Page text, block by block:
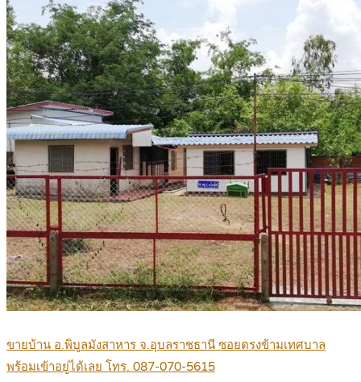
ขายบ้าน อ.พิบูลมังสาหาร จ.อุบลราชธานี ซอยตรงข้ามเทศบาล
พร้อมเข้าอยู่ได้เลย โทร. 087-070-5615